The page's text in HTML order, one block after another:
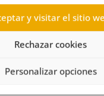
y visitar el sitio
Rechazar cookies
Personalizar opciones